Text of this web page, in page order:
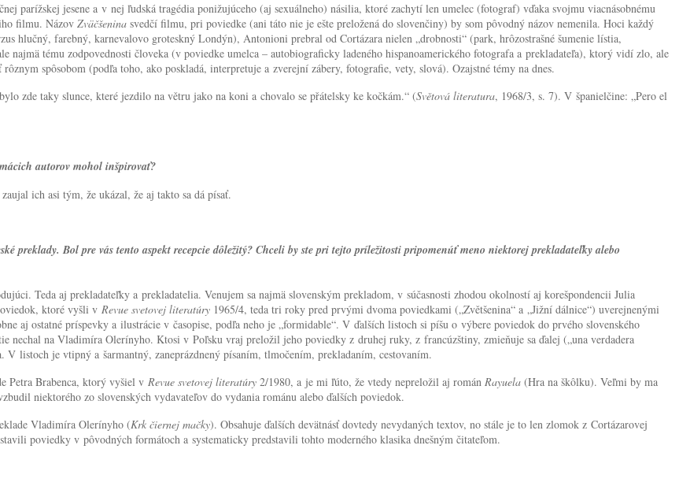
parížskej jesene a v nej ľudská tragédia ponižujúceho (aj sexuálneho) násilia, ktoré zachytí len umelec (fotograf) vďaka svojmu viacnásobnému
filmu. Názov Zväčšenina svedčí filmu, pri poviedke (ani táto nie je ešte preložená do slovenčiny) by som pôvodný názov nemenila. Hoci každý
hlučný, farebný, karnevalovo groteskný Londýn), Antonioni prebral od Cortázara nielen „drobnosti“ (park, hrôzostrašné šumenie lístia,
najmä tému zodpovednosti človeka (v poviedke umelca – autobiograficky ladeného hispanoamerického fotografa a prekladateľa), ktorý vidí zlo, ale
spôsobom (podľa toho, ako poskladá, interpretuje a zverejní zábery, fotografie, vety, slová). Ozajstné témy na dnes.
zde taky slunce, které jezdilo na větru jako na koni a chovalo se přátelsky ke kočkám.“ (Světová literatura, 1968/3, s. 7). V španielčine: „Pero el
autorov mohol inšpirovať?
ich asi tým, že ukázal, že aj takto sa dá písať.
preklady. Bol pre vás tento aspekt recepcie dôležitý? Chceli by ste pri tejto príležitosti pripomenúť meno niektorej prekladateľky alebo
Teda aj prekladateľky a prekladatelia. Venujem sa najmä slovenským prekladom, v súčasnosti zhodou okolností aj korešpondencii Julia
ktoré vyšli v Revue svetovej literatúry 1965/4, teda tri roky pred prvými dvoma poviedkami („Zvětšenina“ a „Jižní dálnice“) uverejnenými
aj ostatné príspevky a ilustrácie v časopise, podľa neho je „formidable“. V ďalších listoch si píšu o výbere poviedok do prvého slovenského
nechal na Vladimíra Olerínyho. Ktosi v Poľsku vraj preložil jeho poviedky z druhej ruky, z francúzštiny, zmieňuje sa ďalej („una verdadera
listoch je vtipný a šarmantný, zaneprázdnený písaním, tlmočením, prekladaním, cestovaním.
Petra Brabenca, ktorý vyšiel v Revue svetovej literatúry 2/1980, a je mi ľúto, že vtedy nepreložil aj román Rayuela (Hra na škôlku). Veľmi by ma
niektorého zo slovenských vydavateľov do vydania románu alebo ďalších poviedok.
Vladimíra Olerínyho (Krk čiernej mačky). Obsahuje ďalších devätnásť dovtedy nevydaných textov, no stále je to len zlomok z Cortázarovej
poviedky v pôvodných formátoch a systematicky predstavili tohto moderného klasika dnešným čitateľom.